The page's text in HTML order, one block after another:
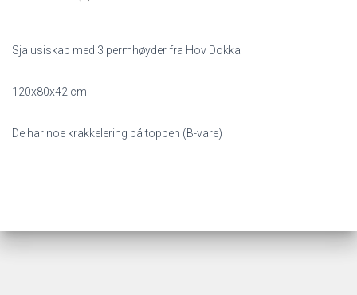
Sjalusiskap med 3 permhøyder fra Hov Dokka
120x80x42 cm
De har noe krakkelering på toppen (B-vare)